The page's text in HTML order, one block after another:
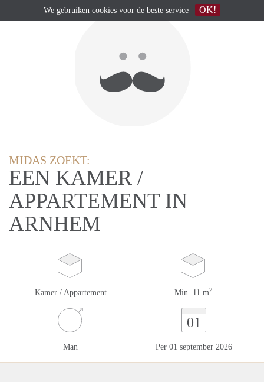
MIDAS ZOEKT:
EEN KAMER /
APPARTEMENT IN
ARNHEM
Kamer / Appartement Min. 11 m2
Man
01
Per 01 september 2026
We gebruiken cookies voor de beste service OK!